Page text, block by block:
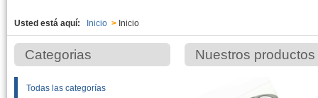
Usted está aquí: Inicio > Inicio
Categorias
Todas las categorías
Nuestros productos